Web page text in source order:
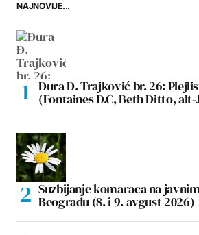
NAJNOVIJE...
Đura Đ. Trajković br. 26:
(Fontaines D.C, Beth Ditto,
Suzbijanje komaraca na
Beogradu (8. i 9. avgust 2026)